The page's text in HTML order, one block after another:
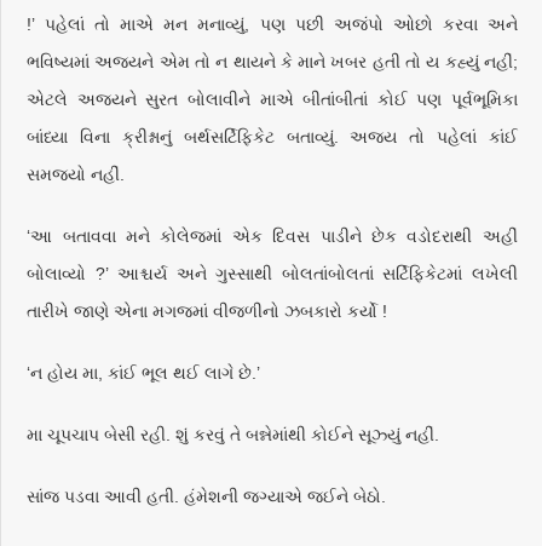
!’ પહેલાં તો માએ મન મનાવ્યું, પણ પછી અજંપો ઓછો કરવા અને
ભવિષ્યમાં અજયને એમ તો ન થાયને કે માને ખબર હતી તો ય કહ્યું નહીં;
એટલે અજયને સુરત બોલાવીને માએ બીતાંબીતાં કોઈ પણ પૂર્વભૂમિકા
બાંધ્યા વિના ક્રીશ્નાનું બર્થસર્ટિફિકેટ બતાવ્યું. અજય તો પહેલાં કાંઈ
સમજ્યો નહીં.
‘આ બતાવવા મને કોલેજમાં એક દિવસ પાડીને છેક વડોદરાથી અહીં
બોલાવ્યો ?’ આશ્ચર્ય અને ગુસ્સાથી બોલતાંબોલતાં સર્ટિફિકેટમાં લખેલી
તારીખે જાણે એના મગજમાં વીજળીનો ઝબકારો કર્યો !
‘ન હોય મા, કાંઈ ભૂલ થઈ લાગે છે.’
મા ચૂપચાપ બેસી રહી. શું કરવું તે બન્નેમાંથી કોઈને સૂઝ્યું નહીં.
સાંજ પડવા આવી હતી. હંમેશની જગ્યાએ જઈને બેઠો.